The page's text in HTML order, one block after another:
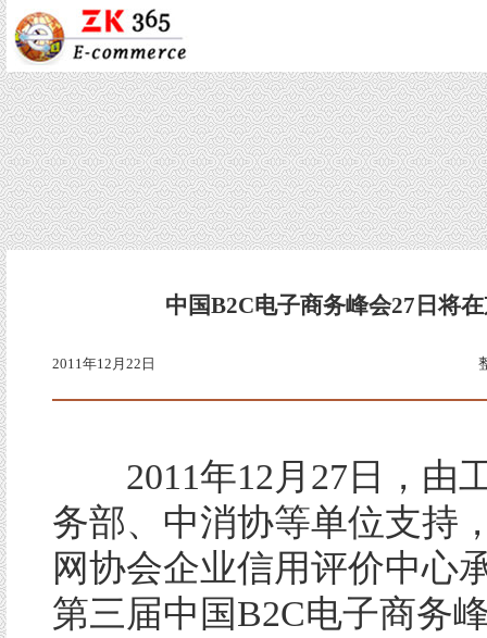
中国B2C电子商务峰会27日将
2011年12月22日
2011年12月27日，由
务部、中消协等单位支持
网协会企业信用评价中心
第三届中国B2C电子商务